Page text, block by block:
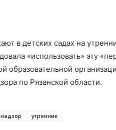
в детских садах на
«использовать» эту
образовательной
по Рязанской области.
утренник